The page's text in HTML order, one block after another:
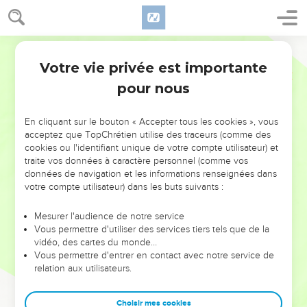
NE MANQUEZ PAS L’ÉVÉNEMENT
DE L’ANNÉE !
ET SI LEURS ERREURS POUVAIENT VOUS ÉVITER LES
VOTRES ?
leur foi ou leur vision. Mais on voit moins les doutes, les erreurs
et les saisons difficiles qu'ils ont traversés, alors même que ce
sont elles qui les ont façonnés.
Dans cette conférence, leaders, entrepreneurs, et responsables
clés pour avancer avec plus de sagesse afin que leurs erreurs
Votre vie privée est importante
pour nous
En cliquant sur le bouton « Accepter tous les cookies », vous
acceptez que TopChrétien utilise des traceurs (comme des
cookies ou l'identifiant unique de votre compte utilisateur) et
traite vos données à caractère personnel (comme vos
données de navigation et les informations renseignées dans
votre compte utilisateur) dans les buts suivants :
Mesurer l'audience de notre service
Vous permettre d'utiliser des services tiers tels que de la
vidéo, des cartes du monde…
Vous permettre d'entrer en contact avec notre service de
relation aux utilisateurs.
Choisir mes cookies